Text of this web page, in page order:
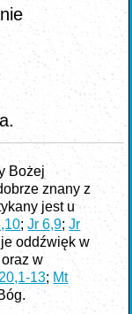
Bożej
znany z
jest u
;Jr 6,9;Jr
oddźwięk w
oraz w
13; Mt